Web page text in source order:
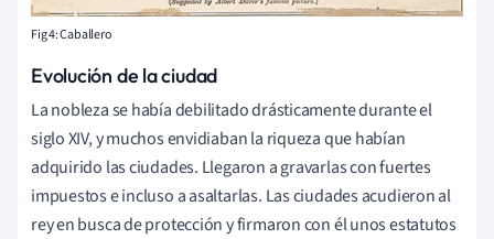
Fig 4: Caballero
Evolución de la ciudad
La nobleza se había debilitado drásticamente durante el
siglo XIV, y muchos envidiaban la riqueza que habían
adquirido las ciudades. Llegaron a gravarlas con fuertes
impuestos e incluso a asaltarlas. Las ciudades acudieron al
rey en busca de protección y firmaron con él unos estatutos